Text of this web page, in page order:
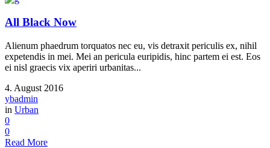
All Black Now
Alienum phaedrum torquatos nec eu, vis detraxit periculis ex, nihil
expetendis in mei. Mei an pericula euripidis, hinc partem ei est. Eos
ei nisl graecis vix aperiri urbanitas...
4. August 2016
ybadmin
in Urban
0
0
Read More